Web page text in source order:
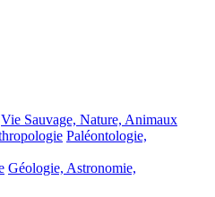
Vie Sauvage, Nature, Animaux
Paléontologie,
Géologie, Astronomie,